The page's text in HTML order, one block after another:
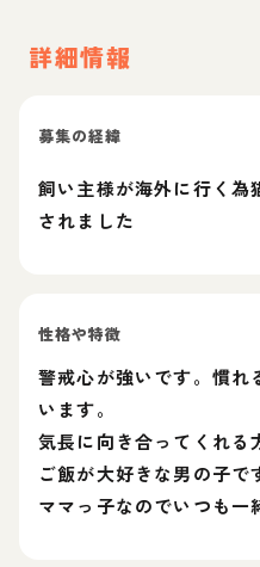
詳細情報
募集の経緯
飼い主様が海外に行く為
されました
性格や特徴
警戒心が強いです。慣れ
います。
気長に向き合ってくれる
ご飯が大好きな男の子で
ママっ子なのでいつも一